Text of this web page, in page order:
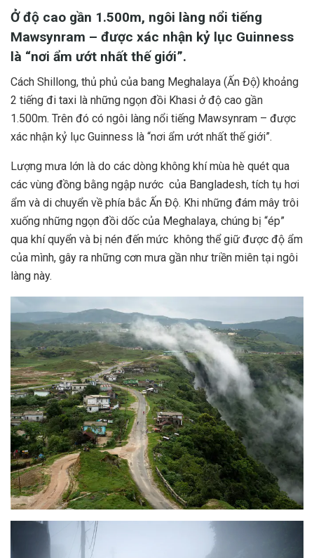
Ở độ cao gần 1.500m, ngôi làng nổi tiếng
Mawsynram – được xác nhận kỷ lục Guinness
là “nơi ẩm ướt nhất thế giới”.
Cách Shillong, thủ phủ của bang Meghalaya (Ấn Độ) khoảng
2 tiếng đi taxi là những ngọn đồi Khasi ở độ cao gần
1.500m. Trên đó có ngôi làng nổi tiếng Mawsynram – được
xác nhận kỷ lục Guinness là “nơi ẩm ướt nhất thế giới”.
Lượng mưa lớn là do các dòng không khí mùa hè quét qua
các vùng đồng bằng ngập nước của Bangladesh, tích tụ hơi
ẩm và di chuyển về phía bắc Ấn Độ. Khi những đám mây trôi
xuống những ngọn đồi dốc của Meghalaya, chúng bị “ép”
qua khí quyển và bị nén đến mức không thể giữ được độ ẩm
của mình, gây ra những cơn mưa gần như triền miên tại ngôi
làng này.